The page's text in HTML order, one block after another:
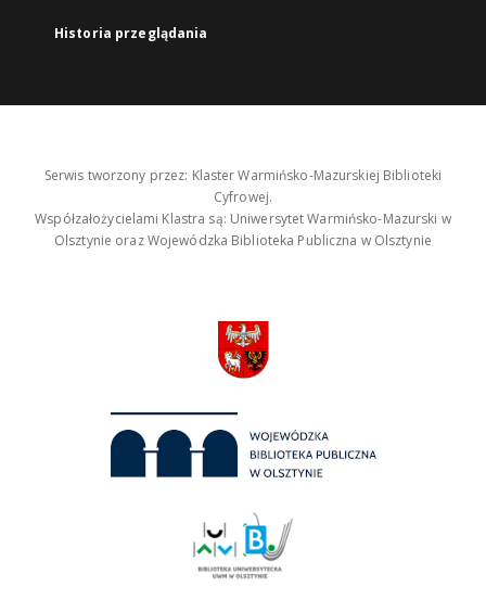
Historia przeglądania
Serwis tworzony przez: Klaster Warmińsko-Mazurskiej Biblioteki
Cyfrowej.
Współzałożycielami Klastra są: Uniwersytet Warmińsko-Mazurski w
Olsztynie oraz Wojewódzka Biblioteka Publiczna w Olsztynie